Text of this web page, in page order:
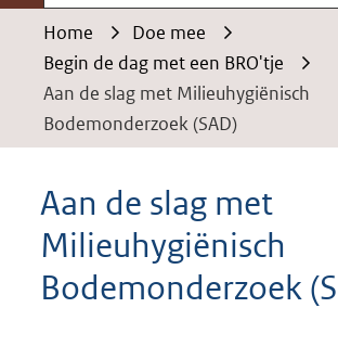
Home
Doe mee
Begin de dag met een BRO'tje
Aan de slag met Milieuhygiënisch
Bodemonderzoek (SAD)
Aan de slag met
Milieuhygiënisch
Bodemonderzoek